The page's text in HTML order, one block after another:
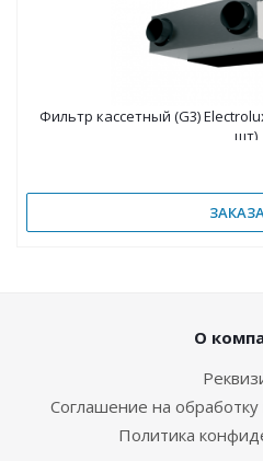
Фильтр кассетный (G3)
шт)
О
Соглашение на
Политика